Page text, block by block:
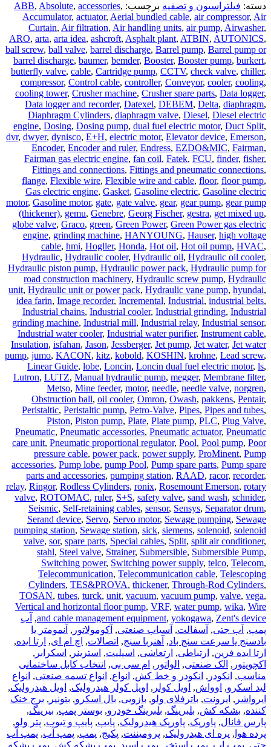
دسته: فیلتراسیون و تصفیه برچسب: ABB, Absolute, accessories,
Accumulator, actuator, Aerial bundled cable, air compressor, Air
Curtain, Air filtration, Air handling units, air pump, Airwasher,
ARO, arta, arta idea, ashcroft, Asphalt plant, ATBIN, AUTONICS,
ball screw, ball valve, barrel discharge, Barrel pump, Barrel pump or
barrel discharge, baumer, bemder, Booster, Booster pump, burkert,
butterfly valve, cable, Cartridge pump, CCTV, check valve, chiller,
compressor, Control cable, controller, Conveyor, cooler, cooling,
cooling tower, Crusher machine, Crusher spare parts, Data logger,
Data logger and recorder, Datexel, DEBEM, Delta, diaphragm,
Diaphragm Cylinders, diaphragm valve, Diesel, Diesel electric
engine, Dosing, Dosing pump, dual fuel electric motor, Duct Split,
dvr, dwyer, dynisco, E+H, electric motor, Elevator device, Emerson,
Encoder, Encoder and ruler, Endress, EZDO&MIC, Fairman,
Fairman gas electric engine, fan coil, Fatek, FCU, finder, fisher,
Fittings and connections, Fittings and pneumatic connections,
flange, Flexible wire, Flexible wire and cable, floor, floor pump,
Gas electric engine, Gasket, Gasoline electric, Gasoline electric
motor, Gasoline motor, gate, gate valve, gear, gear pump, gear pump
(thickener), gemu, Genebre, Georg Fischer, gestra, get mixed up,
globe valve, Graco, green, Green Power, Green Power gas electric
engine, grinding machine, HANYOUNG, Hauser, high voltage
cable, hmi, Hogller, Honda, Hot oil, Hot oil pump, HVAC,
Hydraulic, Hydraulic cooler, Hydraulic oil, Hydraulic oil cooler,
Hydraulic piston pump, Hydraulic power pack, Hydraulic pump for
road construction machinery, Hydraulic screw pump, Hydraulic
unit, Hydraulic unit or power pack, Hydraulic vane pump, hyundai,
idea farin, Image recorder, Incremental, Industrial, industrial belts,
Industrial chains, Industrial cooler, Industrial grinding, Industrial
grinding machine, Industrial mill, Industrial relay, Industrial sensor,
Industrial water cooler, Industrial water purifier, Instrument cable,
Insulation, isfahan, Jason, Jessberger, Jet pump, Jet water, Jet water
pump, jumo, KACON, kitz, kobold, KOSHIN, krohne, Lead screw,
Linear Guide, lobe, Loncin, Loncin dual fuel electric motor, ls,
Lutron, LUTZ, Manual hydraulic pump, megger, Membrane filter,
Metso, Mine feeder, motor, needle, needle valve, norgren,
Obstruction ball, oil cooler, Omron, Owash, pakkens, Pentair,
Peristaltic, Peristaltic pump, Petro-Valve, Pipes, Pipes and tubes,
Piston, Piston pump, Plate, Plate pump, PLC, Plug Valve,
Pneumatic, Pneumatic accessories, Pneumatic actuator, Pneumatic
care unit, Pneumatic proportional regulator, Pool, Pool pump, Poor
pressure cable, power pack, power supply, ProMinent, Pump
accessories, Pump lobe, pump Pool, Pump spare parts, Pump spare
parts and accessories, pumping station, RAAD, racor, recorder,
relay, Ringor, Rodless Cylinders, ronix, Rosemount Emerson, rotary
valve, ROTOMAC, ruler, S+S, safety valve, sand wash, schnider,
Seismic, Self-retaining cables, sensor, Sensys, Separator drum,
Serand device, Servo, Servo motor, Sewage pumping, Sewage
pumping station, Sewage station, sick, siemens, solenoid, solenoid
valve, sor, spare parts, Special cables, Split, split air conditioner,
stahl, Steel valve, Strainer, Submersible, Submersible Pump,
Switching power, Switching power supply, telco, Telecom,
Telecommunication, Telecommunication cable, Telescoping
Cylinders, TES&PROVA, thickener, Through-Rod Cylinders,
TOSAN, tubes, turck, unit, vacuum, vacuum pump, valve, vega,
Vertical and horizontal floor pump, VRF, water pump, wika, Wire
and cable management equipment, yokogawa, Zent's device
, آب
پمپ, آب جتی, آسفالت, آسیاب صنعتی, آکومولاتور , آنمومتر یا
بادسنج یا سرعت سنج باد, آهنربا سنج, اتصالات, اچ ام ای, ارتا ایده,
ارتا ایده فرین, ارتباطی, ارتعاشی, اسپلیت, استرینر , اسکرابر ,
اکچویتور , الک صنعتی, الواتور , ام سی بی, انتخاب کابل ساختمانی
مناسب, انکودر , انکودر و خط کش, انواع, انواع تسمه صنعتی, انواع
لید اسکرو, اوواش, اویل کولر , اویل کولر هیدرولیک, اویل هیدرولیک,
ایرواشر , ایرونت, باترفلای ولو, بازویی, بال اسکرو, بتونیر , برج خنک
کننده, بشکه کش, بلبرینگ, بلبرینگ خودرو, بوستر پمپ, بیرینگ,
پارس فانال, پاورپک, پاورپک هیدرولیک, پایپ, پایپ و تیوب, پتر ولو,
پرده هوا , پره ای هیدرولیک, پرومیننت, پکیج, پمپ, پمپ آب, پمپ آب
جتی, پمپ اب, پمپ استخر , پمپ اسید, پمپ بشکه کش, پمپ بشکه